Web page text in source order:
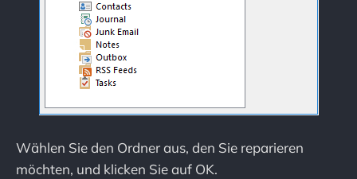
Wählen Sie den Ordner aus, den Sie reparieren
möchten, und klicken Sie auf OK.